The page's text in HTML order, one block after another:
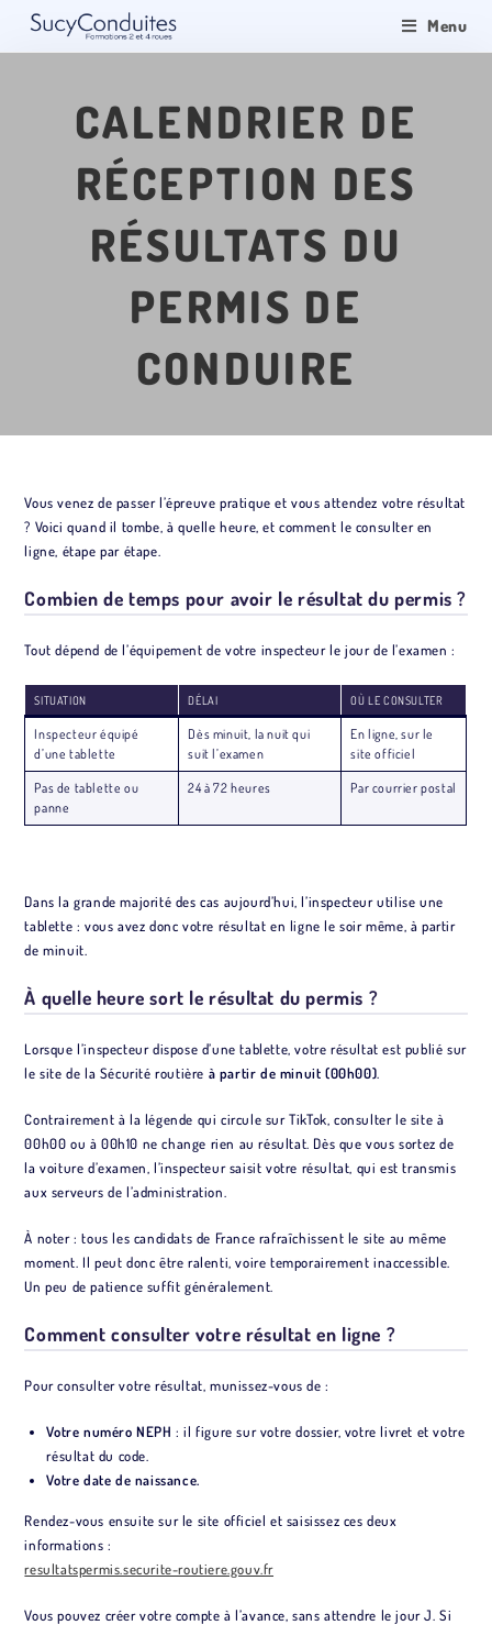
Menu
CALENDRIER DE
RÉCEPTION DES
RÉSULTATS DU
PERMIS DE
CONDUIRE
Vous venez de passer l’épreuve pratique et vous attendez votre résultat
? Voici quand il tombe, à quelle heure, et comment le consulter en
ligne, étape par étape.
Combien de temps pour avoir le résultat du permis ?
Tout dépend de l’équipement de votre inspecteur le jour de l’examen :
SITUATION DÉLAI OÙ LE CONSULTER
Inspecteur équipé
d’une tablette
Dès minuit, la nuit qui
suit l’examen
En ligne, sur le
site officiel
Pas de tablette ou
panne
24 à 72 heures Par courrier postal
Dans la grande majorité des cas aujourd’hui, l’inspecteur utilise une
tablette : vous avez donc votre résultat en ligne le soir même, à partir
de minuit.
À quelle heure sort le résultat du permis ?
Lorsque l’inspecteur dispose d’une tablette, votre résultat est publié sur
le site de la Sécurité routière à partir de minuit (00h00).
Contrairement à la légende qui circule sur TikTok, consulter le site à
00h00 ou à 00h10 ne change rien au résultat. Dès que vous sortez de
la voiture d’examen, l’inspecteur saisit votre résultat, qui est transmis
aux serveurs de l’administration.
À noter : tous les candidats de France rafraîchissent le site au même
moment. Il peut donc être ralenti, voire temporairement inaccessible.
Un peu de patience suffit généralement.
Comment consulter votre résultat en ligne ?
Pour consulter votre résultat, munissez-vous de :
Votre numéro NEPH : il figure sur votre dossier, votre livret et votre
résultat du code.
Votre date de naissance.
Rendez-vous ensuite sur le site officiel et saisissez ces deux
informations :
resultatspermis.securite-routiere.gouv.fr
Vous pouvez créer votre compte à l’avance, sans attendre le jour J. Si